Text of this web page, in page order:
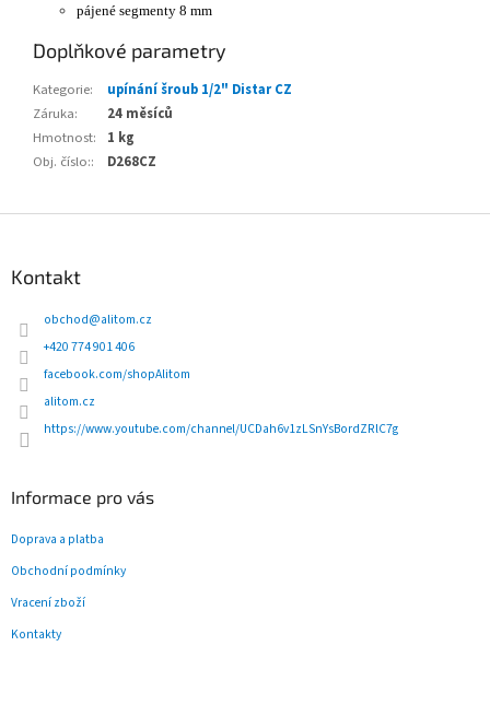
pájené segmenty 8 mm
Doplňkové parametry
Kategorie:
upínání šroub 1/2" Distar CZ
Záruka:
24 měsíců
Hmotnost:
1 kg
Obj. číslo:: D268CZ
Kontakt
obchod@alitom.cz
+420 774 901 406
facebook.com/shopAlitom
alitom.cz
https://www.youtube.com/channel/UCDah6v1zLSnYsBordZRlC7g
Informace pro vás
Doprava a platba
Obchodní podmínky
Vracení zboží
Kontakty